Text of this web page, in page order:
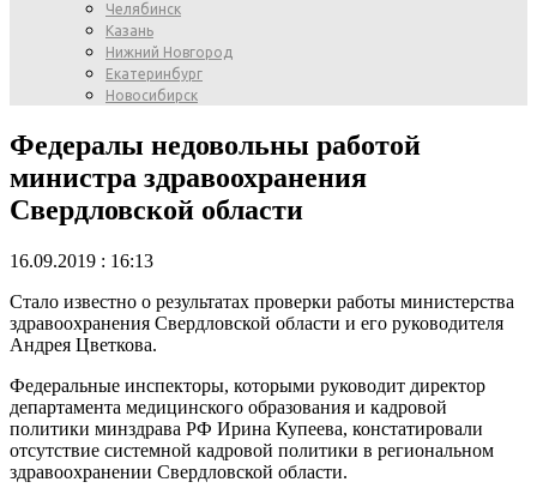
Челябинск
Казань
Нижний Новгород
Екатеринбург
Новосибирск
Федералы недовольны работой
министра здравоохранения
Свердловской области
16.09.2019 : 16:13
Стало известно о результатах проверки работы министерства
здравоохранения Свердловской области и его руководителя
Андрея Цветкова.
Федеральные инспекторы, которыми руководит директор
департамента медицинского образования и кадровой
политики минздрава РФ Ирина Купеева, констатировали
отсутствие системной кадровой политики в региональном
здравоохранении Свердловской области.